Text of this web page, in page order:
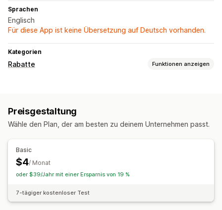
Sprachen
Englisch
Für diese App ist keine Übersetzung auf Deutsch vorhanden.
Kategorien
Rabatte Funktionen anzeigen
Rabatte verwalten
Preisgestaltung
Wähle den Plan, der am besten zu deinem Unternehmen passt.
Basic
$4/ Monat
oder $39/Jahr mit einer Ersparnis von 19 %
7-tägiger kostenloser Test